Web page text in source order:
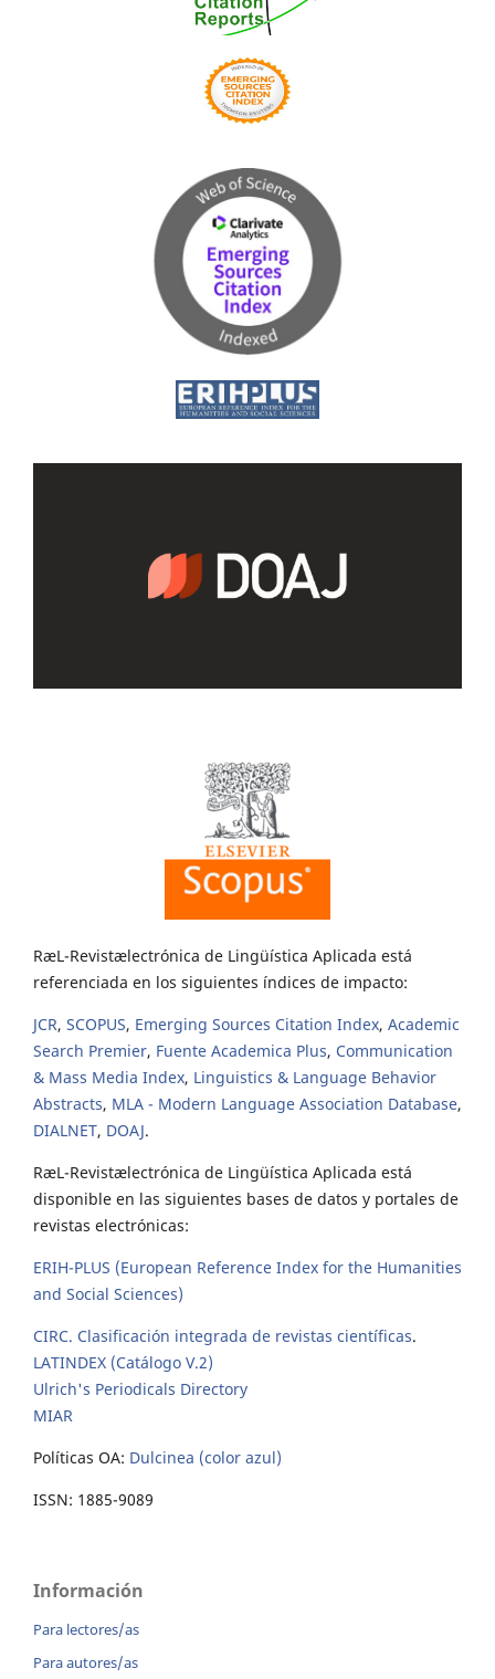
RæL-Revistælectrónica de Lingüística Aplicada está
referenciada en los siguientes índices de impacto:
JCR, SCOPUS, Emerging Sources Citation Index, Academic
Search Premier, Fuente Academica Plus, Communication
& Mass Media Index, Linguistics & Language Behavior
Abstracts, MLA - Modern Language Association Database,
DIALNET, DOAJ.
RæL-Revistælectrónica de Lingüística Aplicada está
disponible en las siguientes bases de datos y portales de
revistas electrónicas:
ERIH-PLUS (European Reference Index for the Humanities
and Social Sciences)
CIRC. Clasificación integrada de revistas científicas.
LATINDEX (Catálogo V.2)
Ulrich's Periodicals Directory
MIAR
Políticas OA: Dulcinea (color azul)
ISSN: 1885-9089
Información
Para lectores/as
Para autores/as